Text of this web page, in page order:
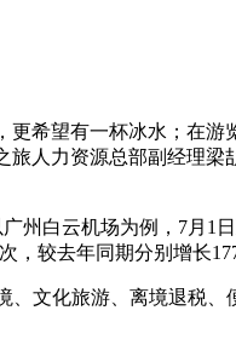
希望有一杯冰水；在游
旅人力资源总部副经理梁
州白云机场为例，7月1
较去年同期分别增长
、文化旅游、离境退税、